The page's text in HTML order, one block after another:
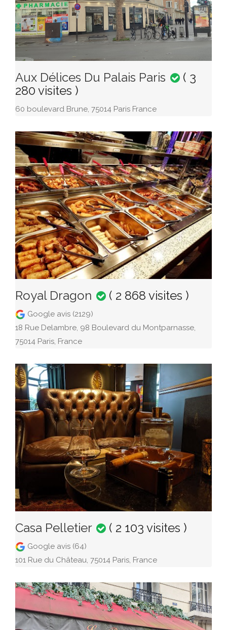
Aux Délices Du Palais Paris
( 3
280 visites )
60 boulevard Brune, 75014 Paris France
Royal Dragon ( 2 868 visites )
Google avis (2129)
18 Rue Delambre, 98 Boulevard du Montparnasse,
75014 Paris, France
Casa Pelletier ( 2 103 visites )
Google avis (64)
101 Rue du Château, 75014 Paris, France